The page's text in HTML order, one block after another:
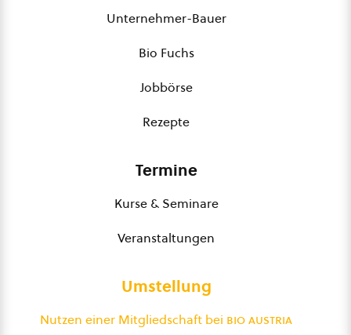
Unternehmer-Bauer
Bio Fuchs
Jobbörse
Rezepte
Termine
Kurse & Seminare
Veranstaltungen
Umstellung
Nutzen einer Mitgliedschaft bei bio austria